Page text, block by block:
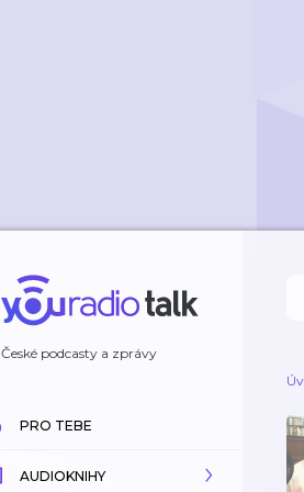
České podcasty a zprávy
PRO TEBE
AUDIOKNIHY